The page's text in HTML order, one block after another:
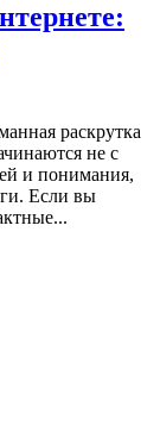
раскрутка
не с
и понимания,
Если вы